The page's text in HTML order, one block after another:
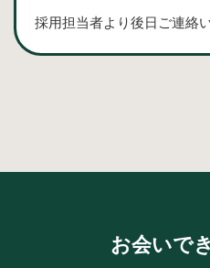
採用担当者より後日ご連絡
お会いで